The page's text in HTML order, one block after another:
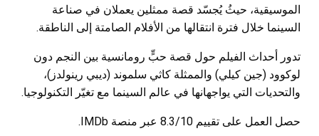
الموسيقية، حيثُ يُجسّد قصة ممثلين يعملان في صناعة
السينما خلال فترة انتقالها من الأفلام الصامتة إلى الناطقة.
تدور أحداث الفيلم حول قصة حبٍّ رومانسية بين النجم دون
لوكوود (جين كيلي) والممثلة كاثي سلموند (ديبي رينولدز)،
والتحديات التي يواجهانها في عالم السينما مع تغيّر التكنولوجيا.
حصل العمل على تقييم 8.3/10 عبر منصة IMDb.